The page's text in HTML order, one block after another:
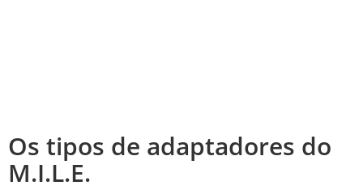
Os tipos de adaptadores do
M.I.L.E.